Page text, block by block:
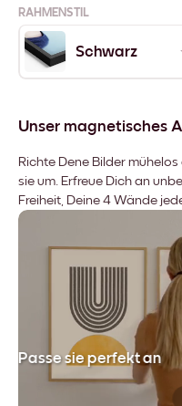
RAHMENSTIL
Schwarz
Unser magnetisches
Richte Dene Bilder
sie um. Erfreue Dich an
Freiheit, Deine 4 Wände
Passe sie perfekt an